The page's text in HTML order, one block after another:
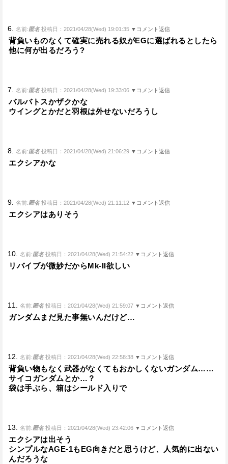
6. 名前:匿名 投稿日：2021/04/28(Wed) 19:01:35 ▼コメント返信
背負いものなくて確実に売れる奴がEGに選ばれるとしたら
他に何が出るだろう?
7. 名前:匿名 投稿日：2021/04/28(Wed) 19:33:06 ▼コメント返信
バルバトスかザクかな
ウイングとかだと羽根は外せないだろうし
8. 名前:匿名 投稿日：2021/04/28(Wed) 21:06:29 ▼コメント返信
エクシアかな
9. 名前:匿名 投稿日：2021/04/28(Wed) 21:11:12 ▼コメント返信
エクシアはありそう
10. 名前:匿名 投稿日：2021/04/28(Wed) 21:54:22 ▼コメント返信
リバイブが微妙だからMk-II欲しい
11. 名前:匿名 投稿日：2021/04/28(Wed) 21:59:07 ▼コメント返信
ガンダムまだ見た事無いんだけど…
12. 名前:匿名 投稿日：2021/04/28(Wed) 22:58:38 ▼コメント返信
背負い物もなく武器がなくてもおかしくないガンダム……
サイコガンダムとか…？
袋は手ぶら、箱はシールド入りで
13. 名前:匿名 投稿日：2021/04/28(Wed) 23:42:06 ▼コメント返信
エクシアは出そう
シンプルなAGE-1もEG向きだと思うけど、人気的に出ない
んだろうな